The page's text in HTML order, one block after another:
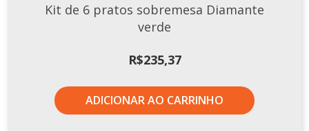
Kit de 6 pratos sobremesa Diamante
verde
R$235,37
ADICIONAR AO CARRINHO